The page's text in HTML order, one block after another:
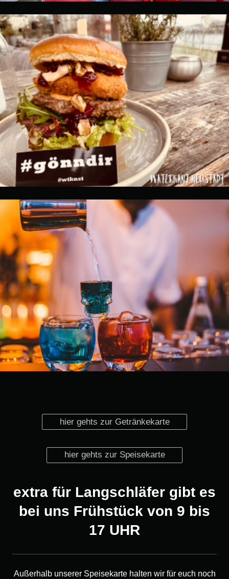
hier gehts zur Getränkekarte
hier gehts zur Speisekarte
extra für Langschläfer gibt es
bei uns Frühstück von 9 bis
17 UHR
Außerhalb unserer Speisekarte halten wir für euch noch